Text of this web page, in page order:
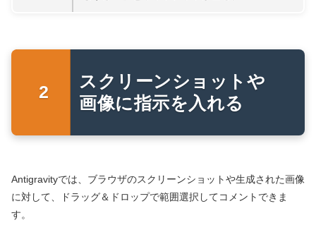
スクリーンショットや
画像に指示を入れる
Antigravityでは、ブラウザのスクリーンショットや生成された画像
に対して、ドラッグ＆ドロップで範囲選択してコメントできま
す。